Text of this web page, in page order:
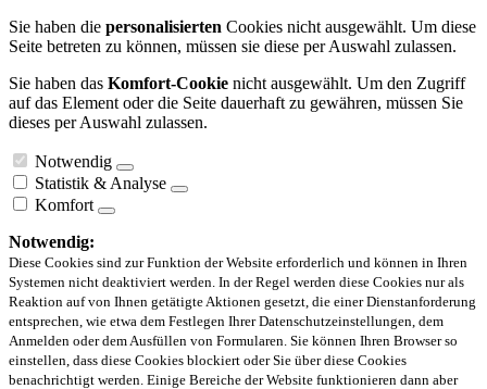
Sie haben die personalisierten Cookies nicht ausgewählt. Um diese
Seite betreten zu können, müssen sie diese per Auswahl zulassen.
Sie haben das Komfort-Cookie nicht ausgewählt. Um den Zugriff
auf das Element oder die Seite dauerhaft zu gewähren, müssen Sie
dieses per Auswahl zulassen.
Notwendig
Statistik & Analyse
Komfort
Notwendig:
Diese Cookies sind zur Funktion der Website erforderlich und können in Ihren
Systemen nicht deaktiviert werden. In der Regel werden diese Cookies nur als
Reaktion auf von Ihnen getätigte Aktionen gesetzt, die einer Dienstanforderung
entsprechen, wie etwa dem Festlegen Ihrer Datenschutzeinstellungen, dem
Anmelden oder dem Ausfüllen von Formularen. Sie können Ihren Browser so
einstellen, dass diese Cookies blockiert oder Sie über diese Cookies
benachrichtigt werden. Einige Bereiche der Website funktionieren dann aber